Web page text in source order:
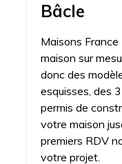
Bâcle
Maisons France
maison sur
donc des
esquisses, des
permis de
votre maison
premiers RDV
votre projet.